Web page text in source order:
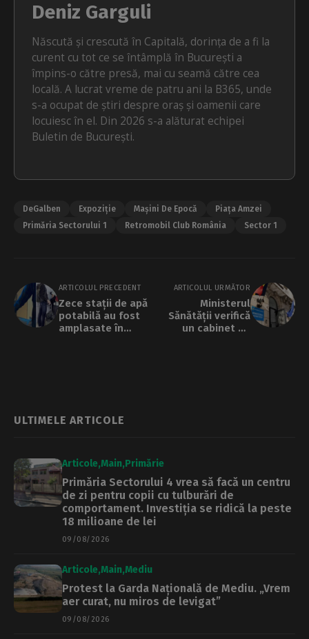
Deniz Garguli
Născută și crescută în Capitală, dorința de a fi la
curent cu tot ce se întâmplă în București a
împins-o către presă, mai cu seamă către cea
locală. A lucrat vreme de patru ani la B365, unde
s-a ocupat de știri despre oraș și oamenii care
locuiesc în el. Din 2026 s-a alăturat echipei
Buletin de București.
DeGalben Expoziție Mașini De Epocă
Piața Amzei
Primăria Sectorului 1
Retromobil Club România Sector 1
ARTICOLUL PRECEDENT
Zece stații de apă
potabilă au fost
amplasate în
ARTICOLUL URMĂTOR
Ministerul
Sănătății verifică
un cabinet de
ULTIMELE ARTICOLE
Articole Main Primărie
Primăria Sectorului 4 vrea să facă un centru
de zi pentru copii cu tulburări de
comportament. Investiția se ridică la peste
18 milioane de lei
09/08/2026
Articole Main Mediu
Protest la Garda Națională de Mediu. „Vrem
aer curat, nu miros de levigat”
09/08/2026